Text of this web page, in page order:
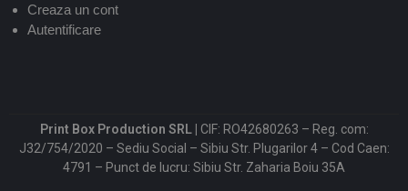
Creaza un cont
Autentificare
Print Box Production SRL | CIF: RO42680263 – Reg. com:
J32/754/2020 – Sediu Social – Sibiu Str. Plugarilor 4 – Cod Caen:
4791 – Punct de lucru: Sibiu Str. Zaharia Boiu 35A